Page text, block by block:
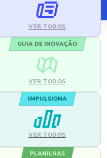
VER TODOS
GUIA DE INOVAÇÃO
VER TODOS
IMPULSIONA
VER TODOS
PLANILHAS